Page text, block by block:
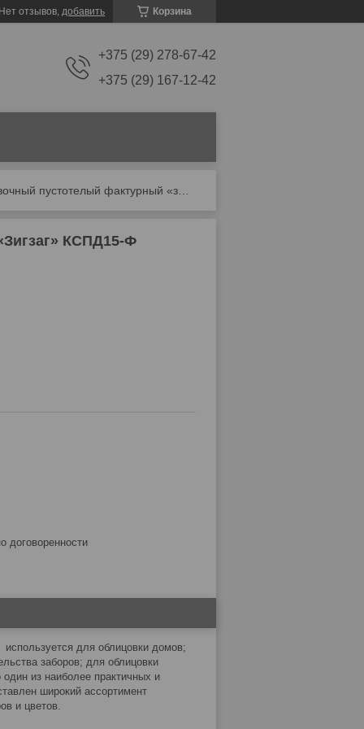
Корзина
Нет отзывов, добавить
+375 (29) 278-67-42
+375 (29) 167-12-42
КСПД15-Ф
договоренности
используется для облицовки домов;
заборов; для облицовки
один из наиболее практичных и
широкий ассортимент
и цветов.